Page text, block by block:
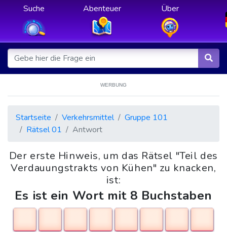
Suche Abenteuer Über
WERBUNG
Startseite Verkehrsmittel
Gruppe 101
Rätsel 01
Antwort
Der erste Hinweis, um das Rätsel "Teil des
Verdauungstrakts von Kühen" zu knacken,
ist:
Es ist ein Wort mit 8 Buchstaben